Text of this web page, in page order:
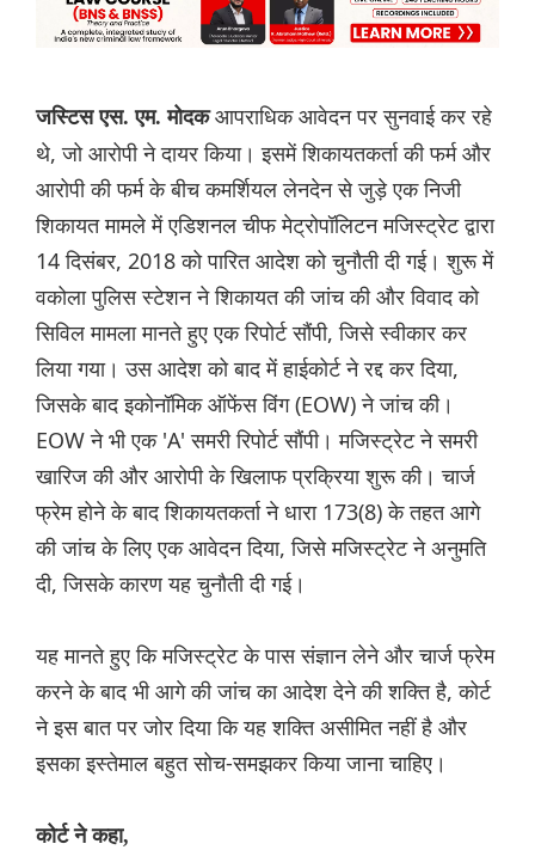
जस्टिस एस. एम. मोदकआपराधिक आवेदन पर सुनवाई कर रहे
थे, जो आरोपी ने दायर किया। इसमें शिकायतकर्ता की फर्म और
आरोपी की फर्म के बीच कमर्शियल लेनदेन से जुड़े एक निजी
शिकायत मामले में एडिशनल चीफ मेट्रोपॉलिटन मजिस्ट्रेट द्वारा
14 दिसंबर, 2018 को पारित आदेश को चुनौती दी गई। शुरू में
वकोला पुलिस स्टेशन ने शिकायत की जांच की और विवाद को
सिविल मामला मानते हुए एक रिपोर्ट सौंपी, जिसे स्वीकार कर
लिया गया। उस आदेश को बाद में हाईकोर्ट ने रद्द कर दिया,
जिसके बाद इकोनॉमिक ऑफेंस विंग (EOW) ने जांच की।
EOW ने भी एक 'A' समरी रिपोर्ट सौंपी। मजिस्ट्रेट ने समरी
खारिज की और आरोपी के खिलाफ प्रक्रिया शुरू की। चार्ज
फ्रेम होने के बाद शिकायतकर्ता ने धारा 173(8) के तहत आगे
की जांच के लिए एक आवेदन दिया, जिसे मजिस्ट्रेट ने अनुमति
दी, जिसके कारण यह चुनौती दी गई।
यह मानते हुए कि मजिस्ट्रेट के पास संज्ञान लेने और चार्ज फ्रेम
करने के बाद भी आगे की जांच का आदेश देने की शक्ति है, कोर्ट
ने इस बात पर जोर दिया कि यह शक्ति असीमित नहीं है और
इसका इस्तेमाल बहुत सोच-समझकर किया जाना चाहिए।
कोर्ट ने कहा,